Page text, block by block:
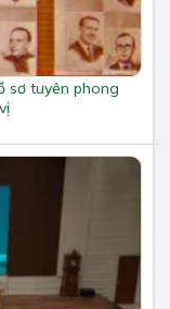
sơ tuyên phong